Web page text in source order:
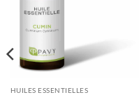
HUILES ESSENTIELLES